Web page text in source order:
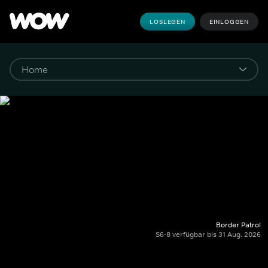
LOSLEGEN EINLOGGEN
Border Patrol
S6-8 verfügbar bis 31 Aug. 2026